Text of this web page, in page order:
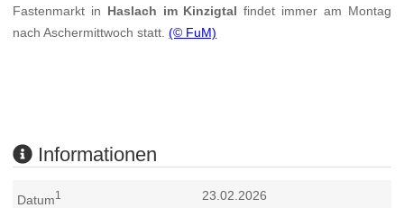
Fastenmarkt in Haslach im Kinzigtal findet immer am Montag
nach Aschermittwoch statt.(© FuM)
Informationen
Datum1 23.02.2026